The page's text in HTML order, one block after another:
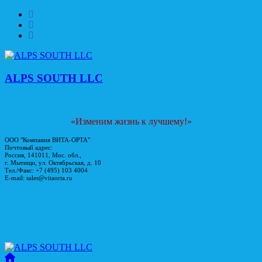
Skip
content
ALPS SOUTH LLC
«Изменим жизнь к лучшему!»
ООО "Компания ВИТА-ОРТА"
Почтовый адрес:
Россия, 141011, Мос. обл.,
г. Мытищи, ул. Октябрьская, д. 10
Тел./Факс: +7 (495) 103 4004
E-mail: sales@vitaorta.ru